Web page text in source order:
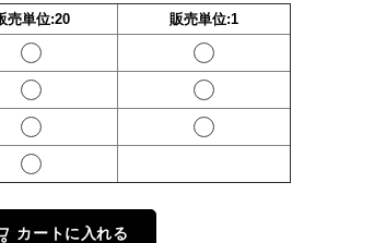
売単位:20 販売単位:1
カートに入れる